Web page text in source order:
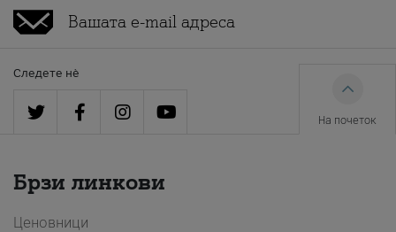
Следете нè
На почеток
Брзи линкови
Ценовници